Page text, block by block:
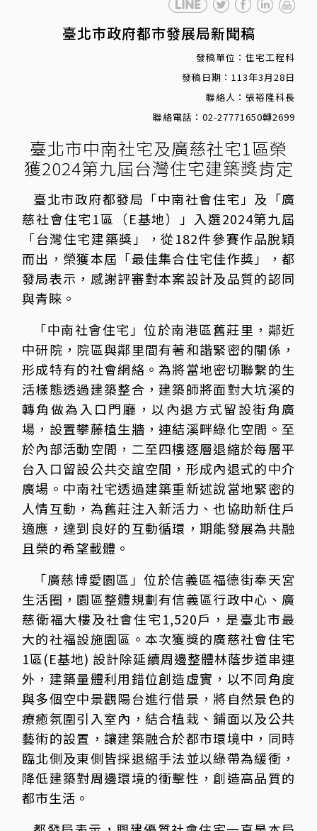
臺北市政府都市發展局新聞稿
發稿單位：住宅工程科
發稿日期：113年3月28日
聯絡人：張裕隆科長
聯絡電話：02-27771650轉2699
臺北市中南社宅及廣慈社宅1區榮
獲2024第九屆台灣住宅建築獎肯定
臺北市政府都發局「中南社會住宅」及「廣
慈社會住宅1區（E基地）」入選2024第九屆
「台灣住宅建築獎」，從182件參賽作品脫穎
而出，榮獲本屆「最佳集合住宅佳作獎」，都
發局表示，感謝評審對本案設計及品質的認同
與青睞。
「中南社會住宅」位於南港區舊莊里，鄰近
中研院，院區與鄰里間有著和諧緊密的關係，
形成特有的社會網絡。為將當地密切聯繫的生
活樣態透過建築整合，建築師將面對大坑溪的
轉角做為入口門廳，以內退方式留設街角廣
場，設置攀藤植生牆，連結溪畔綠化空間。至
於內部活動空間，二至四樓逐層退縮於每層平
台入口留設公共交誼空間，形成內退式的中介
廣場。中南社宅透過建築重新述說當地緊密的
人情互動，為舊莊注入新活力、也協助新住戶
適應，達到良好的互動循環，期能發展為共融
且榮的希望載體。
「廣慈博愛園區」位於信義區福德街奉天宮
生活圈，園區整體規劃有信義區行政中心、廣
慈衛福大樓及社會住宅1,520戶，是臺北市最
大的社福設施園區。本次獲獎的廣慈社會住宅
1區(E基地) 設計除延續周邊整體林蔭步道串連
外，建築量體利用錯位創造虛實，以不同角度
與多個空中景觀陽台進行借景，將自然景色的
療癒氛圍引入室內，結合植栽、鋪面以及公共
藝術的設置，讓建築融合於都市環境中，同時
臨北側及東側皆採退縮手法並以綠帶為緩衝，
降低建築對周邊環境的衝擊性，創造高品質的
都市生活。